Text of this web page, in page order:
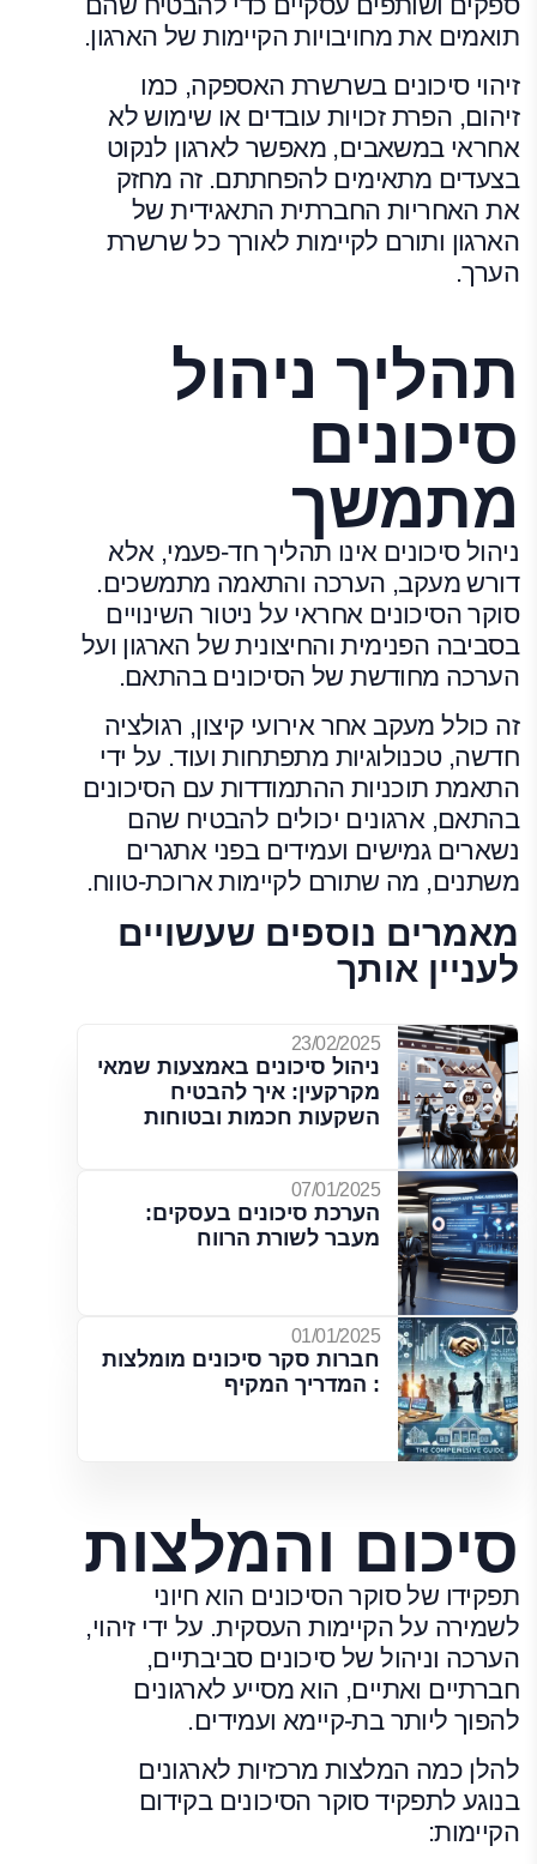
תואמים את מחויבויות הקיימות של הארגון.
זיהוי סיכונים בשרשרת האספקה, כמו
זיהום, הפרת זכויות עובדים או שימוש לא
אחראי במשאבים, מאפשר לארגון לנקוט
בצעדים מתאימים להפחתתם. זה מחזק
את האחריות החברתית התאגידית של
הארגון ותורם לקיימות לאורך כל שרשרת
הערך.
תהליך ניהול
סיכונים
מתמשך
ניהול סיכונים אינו תהליך חד-פעמי, אלא
דורש מעקב, הערכה והתאמה מתמשכים.
סוקר הסיכונים אחראי על ניטור השינויים
בסביבה הפנימית והחיצונית של הארגון ועל
הערכה מחודשת של הסיכונים בהתאם.
זה כולל מעקב אחר אירועי קיצון, רגולציה
חדשה, טכנולוגיות מתפתחות ועוד. על ידי
התאמת תוכניות ההתמודדות עם הסיכונים
בהתאם, ארגונים יכולים להבטיח שהם
נשארים גמישים ועמידים בפני אתגרים
משתנים, מה שתורם לקיימות ארוכת-טווח.
מאמרים נוספים שעשויים
לעניין אותך
23/02/2025
ניהול סיכונים באמצעות שמאי
מקרקעין: איך להבטיח
השקעות חכמות ובטוחות
07/01/2025
הערכת סיכונים בעסקים:
מעבר לשורת הרווח
01/01/2025
חברות סקר סיכונים מומלצות
: המדריך המקיף
סיכום והמלצות
תפקידו של סוקר הסיכונים הוא חיוני
לשמירה על הקיימות העסקית. על ידי זיהוי,
הערכה וניהול של סיכונים סביבתיים,
חברתיים ואתיים, הוא מסייע לארגונים
להפוך ליותר בת-קיימא ועמידים.
להלן כמה המלצות מרכזיות לארגונים
בנוגע לתפקיד סוקר הסיכונים בקידום
הקיימות: